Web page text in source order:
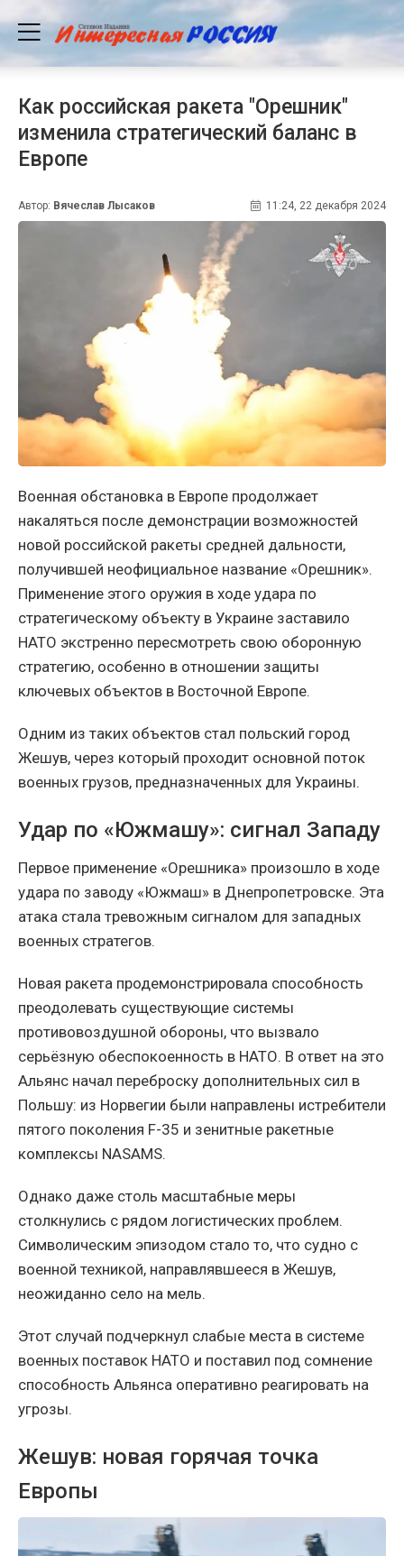
Как российская ракета "Орешник"
изменила стратегический баланс в
Европе
Автор: Вячеслав Лысаков 11:24, 22 декабря 2024
Военная обстановка в Европе продолжает
накаляться после демонстрации возможностей
новой российской ракеты средней дальности,
получившей неофициальное название «Орешник».
Применение этого оружия в ходе удара по
стратегическому объекту в Украине заставило
НАТО экстренно пересмотреть свою оборонную
стратегию, особенно в отношении защиты
ключевых объектов в Восточной Европе.
Одним из таких объектов стал польский город
Жешув, через который проходит основной поток
военных грузов, предназначенных для Украины.
Удар по «Южмашу»: сигнал Западу
Первое применение «Орешника» произошло в ходе
удара по заводу «Южмаш» в Днепропетровске. Эта
атака стала тревожным сигналом для западных
военных стратегов.
Новая ракета продемонстрировала способность
преодолевать существующие системы
противовоздушной обороны, что вызвало
серьёзную обеспокоенность в НАТО. В ответ на это
Альянс начал переброску дополнительных сил в
Польшу: из Норвегии были направлены истребители
пятого поколения F-35 и зенитные ракетные
комплексы NASAMS.
Однако даже столь масштабные меры
столкнулись с рядом логистических проблем.
Символическим эпизодом стало то, что судно с
военной техникой, направлявшееся в Жешув,
неожиданно село на мель.
Этот случай подчеркнул слабые места в системе
военных поставок НАТО и поставил под сомнение
способность Альянса оперативно реагировать на
угрозы.
Жешув: новая горячая точка
Европы